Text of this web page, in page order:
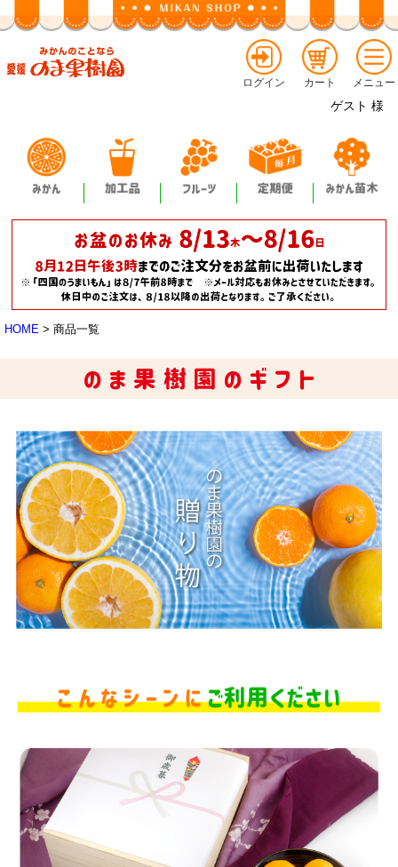
ログイン カート メニュー
ゲスト 様
HOME 商品一覧